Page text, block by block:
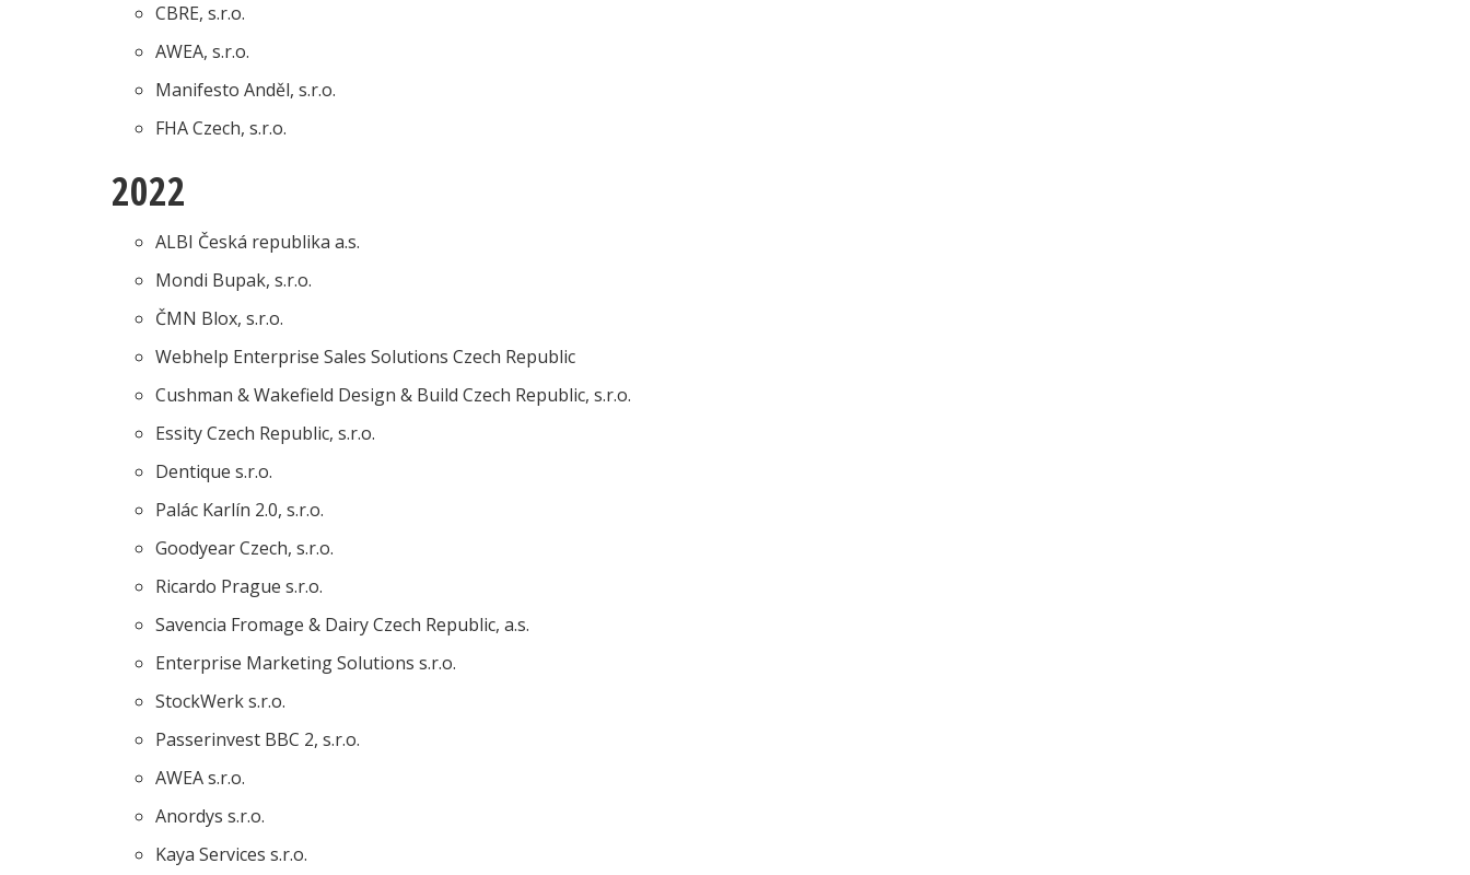
CBRE, s.r.o.
AWEA, s.r.o.
Manifesto Anděl, s.r.o.
FHA Czech, s.r.o.
2022
ALBI Česká republika a.s.
Mondi Bupak, s.r.o.
ČMN Blox, s.r.o.
Webhelp Enterprise Sales Solutions Czech Republic
Cushman & Wakefield Design & Build Czech Republic, s.r.o.
Essity Czech Republic, s.r.o.
Dentique s.r.o.
Palác Karlín 2.0, s.r.o.
Goodyear Czech, s.r.o.
Ricardo Prague s.r.o.
Savencia Fromage & Dairy Czech Republic, a.s.
Enterprise Marketing Solutions s.r.o.
StockWerk s.r.o.
Passerinvest BBC 2, s.r.o.
AWEA s.r.o.
Anordys s.r.o.
Kaya Services s.r.o.